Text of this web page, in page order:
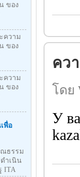
ของ
ความ
ของ
ความ
ของ
พื่อ
ณธรรม
ำเนิน
ITA
คว
โดย
У